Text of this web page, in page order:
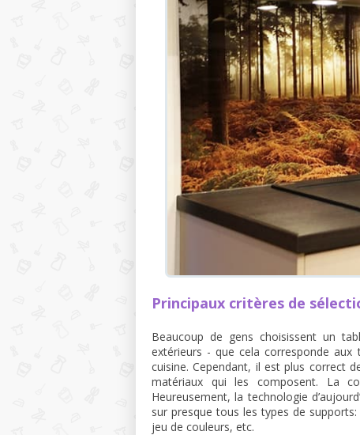
Principaux critères de
Beaucoup de gens choisissent un
extérieurs - que cela corresponde
cuisine. Cependant, il est plus correct
matériaux qui les composent. La
Heureusement, la technologie
sur presque tous les types de
jeu de couleurs, etc.